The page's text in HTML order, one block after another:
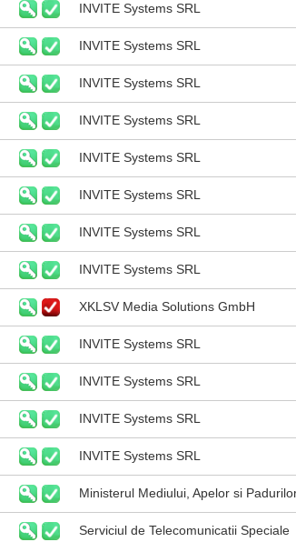
INVITE Systems SRL
INVITE Systems SRL
INVITE Systems SRL
INVITE Systems SRL
INVITE Systems SRL
INVITE Systems SRL
INVITE Systems SRL
INVITE Systems SRL
XKLSV Media Solutions GmbH
INVITE Systems SRL
INVITE Systems SRL
INVITE Systems SRL
INVITE Systems SRL
Ministerul Mediului, Apelor si
Serviciul de Telecomunicatii Speciale